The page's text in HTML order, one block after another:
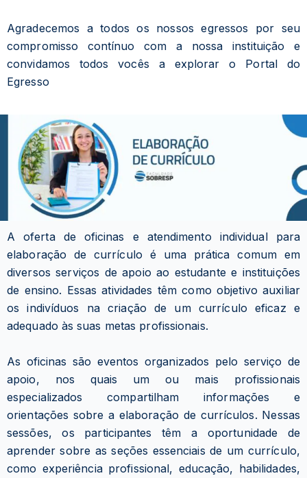
Agradecemos a todos os nossos egressos por seu
compromisso contínuo com a nossa instituição e
convidamos todos vocês a explorar o Portal do
Egresso
A oferta de oficinas e atendimento individual para
elaboração de currículo é uma prática comum em
diversos serviços de apoio ao estudante e instituições
de ensino. Essas atividades têm como objetivo auxiliar
os indivíduos na criação de um currículo eficaz e
adequado às suas metas profissionais.
As oficinas são eventos organizados pelo serviço de
apoio, nos quais um ou mais profissionais
especializados compartilham informações e
orientações sobre a elaboração de currículos. Nessas
sessões, os participantes têm a oportunidade de
aprender sobre as seções essenciais de um currículo,
como experiência profissional, educação, habilidades,